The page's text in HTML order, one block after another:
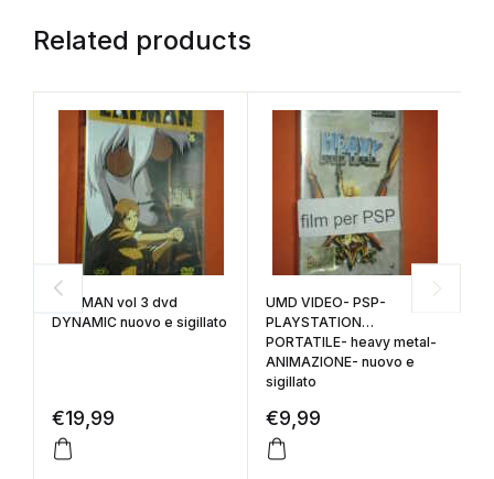
Related products
EAT MAN vol 3 dvd
DYNAMIC nuovo e sigillato
€19,99
UMD VIDEO- PSP-
PLAYSTATION
PORTATILE- heavy metal-
ANIMAZIONE- nuovo e
sigillato
€9,99